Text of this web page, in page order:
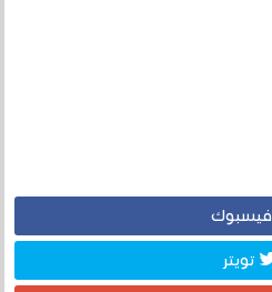
فيسبوك
تويتر